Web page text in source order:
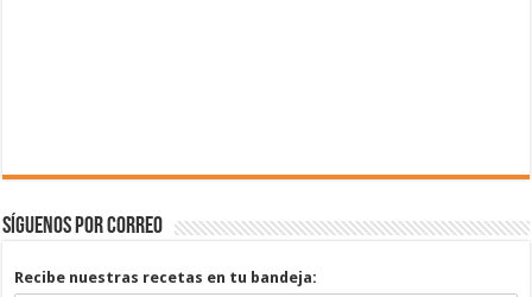
Síguenos por correo
Recibe nuestras recetas en tu bandeja: